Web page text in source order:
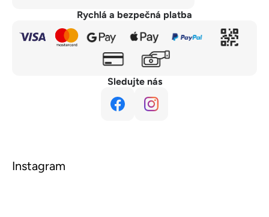
Rychlá a bezpečná platba
Sledujte nás
Instagram